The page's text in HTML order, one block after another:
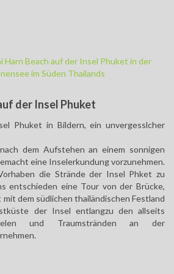
der Insel Phuket
Phuket in Bildern, ein unvergesslcher
dem Aufstehen an einem sonnigen
eine Inselerkundung vorzunehmen.
die Strände der Insel Phket zu
entschieden eine Tour von der Brücke,
dem südlichen thailändischen Festland
der Insel entlangzu den allseits
und Traumstränden an der